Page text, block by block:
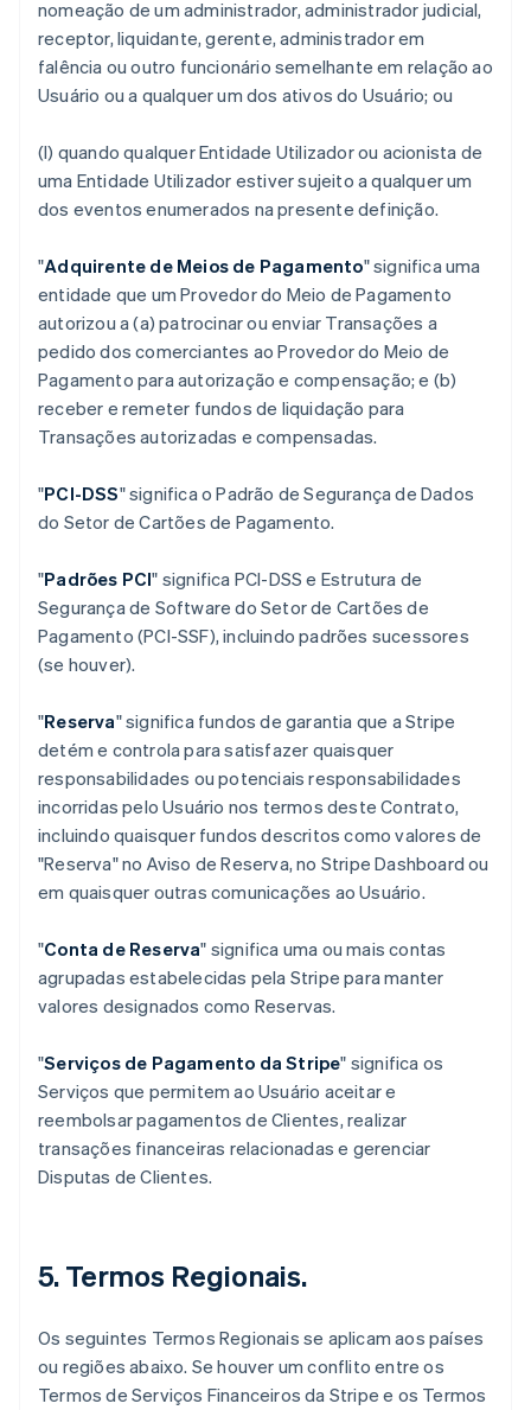
nomeação de um administrador, administrador judicial,
receptor, liquidante, gerente, administrador em
falência ou outro funcionário semelhante em relação ao
Usuário ou a qualquer um dos ativos do Usuário; ou
(l) quando qualquer Entidade Utilizador ou acionista de
uma Entidade Utilizador estiver sujeito a qualquer um
dos eventos enumerados na presente definição.
"Adquirente de Meios de Pagamento" significa uma
entidade que um Provedor do Meio de Pagamento
autorizou a (a) patrocinar ou enviar Transações a
pedido dos comerciantes ao Provedor do Meio de
Pagamento para autorização e compensação; e (b)
receber e remeter fundos de liquidação para
Transações autorizadas e compensadas.
"PCI-DSS" significa o Padrão de Segurança de Dados
do Setor de Cartões de Pagamento.
"Padrões PCI" significa PCI-DSS e Estrutura de
Segurança de Software do Setor de Cartões de
Pagamento (PCI-SSF), incluindo padrões sucessores
(se houver).
"Reserva" significa fundos de garantia que a Stripe
detém e controla para satisfazer quaisquer
responsabilidades ou potenciais responsabilidades
incorridas pelo Usuário nos termos deste Contrato,
incluindo quaisquer fundos descritos como valores de
"Reserva" no Aviso de Reserva, no Stripe Dashboard ou
em quaisquer outras comunicações ao Usuário.
"Conta de Reserva" significa uma ou mais contas
agrupadas estabelecidas pela Stripe para manter
valores designados como Reservas.
"Serviços de Pagamento da Stripe" significa os
Serviços que permitem ao Usuário aceitar e
reembolsar pagamentos de Clientes, realizar
transações financeiras relacionadas e gerenciar
Disputas de Clientes.
5. Termos Regionais.
Os seguintes Termos Regionais se aplicam aos países
ou regiões abaixo. Se houver um conflito entre os
Termos de Serviços Financeiros da Stripe e os Termos